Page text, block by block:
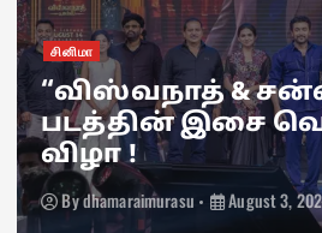
இணைய தொடர்
நெட்ஃப்ளிக்ஸ்
“பியார் பிரேமா
தொடரின்
Bydhamaraimurasu July 31, 2026